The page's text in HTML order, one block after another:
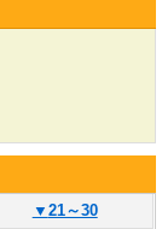
▼ 21～30